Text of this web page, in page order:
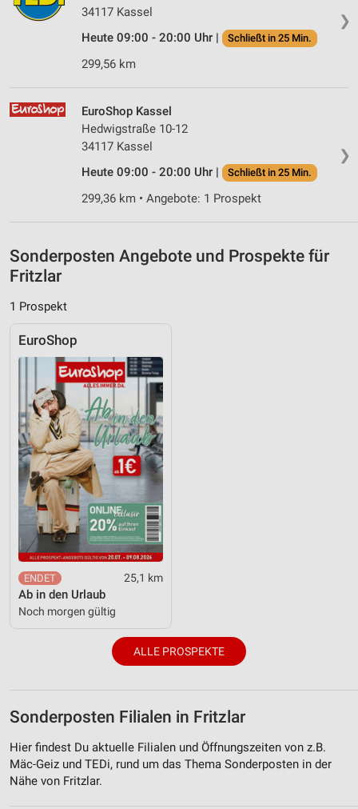
❯
34117 Kassel
Heute 09:00 - 20:00 Uhr |
Schließt in 25 Min.
299,56 km
❯
EuroShop Kassel
Hedwigstraße 10-12
34117 Kassel
Heute 09:00 - 20:00 Uhr |
Schließt in 25 Min.
299,36 km • Angebote: 1 Prospekt
Sonderposten Angebote und Prospekte für
Fritzlar
1 Prospekt
EuroShop
25,1 km
Ab in den Urlaub
Noch morgen gültig
ALLE PROSPEKTE
Sonderposten Filialen in Fritzlar
Hier findest Du aktuelle Filialen und Öffnungszeiten von z.B.
Mäc-Geiz und TEDi, rund um das Thema Sonderposten in der
Nähe von Fritzlar.
IAB-Besonderheiten:
Verwendung genauer Standortdaten
Geräte anhand von aktiv angeforderten
Nicht-IAB-Verarbeitungszwecke: